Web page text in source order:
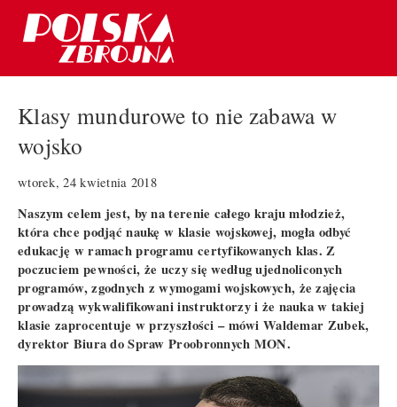
Klasy mundurowe to nie zabawa w
wojsko
wtorek, 24 kwietnia 2018
Naszym celem jest, by na terenie całego kraju młodzież,
która chce podjąć naukę w klasie wojskowej, mogła odbyć
edukację w ramach programu certyfikowanych klas. Z
poczuciem pewności, że uczy się według ujednoliconych
programów, zgodnych z wymogami wojskowych, że zajęcia
prowadzą wykwalifikowani instruktorzy i że nauka w takiej
klasie zaprocentuje w przyszłości – mówi Waldemar Zubek,
dyrektor Biura do Spraw Proobronnych MON.